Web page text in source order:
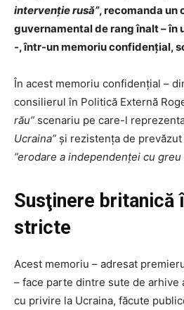
intervenţie rusă”, recomanda un
guvernamental de rang înalt – în
-, într-un memoriu confidenţial,
În acest memoriu confidenţial –
consilierul în Politică Externă
rău” scenariu pe care-l
Ucraina” şi rezistenţa de
”erodare a independenţei cu greu
Susţinere britanică
stricte
Acest memoriu – adresat
– face parte dintre sute de arhive
cu privire la Ucraina, făcute